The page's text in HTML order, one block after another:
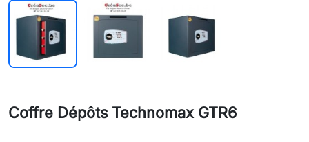
Coffre Dépôts Technomax GTR6